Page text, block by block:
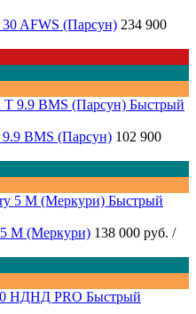
AFWS (Парсун) 234 900
Быстрый
BMS (Парсун) 102 900
Быстрый
M (Меркури) 138 000 руб. /
Быстрый